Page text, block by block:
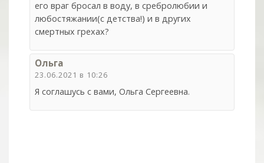
его враг бросал в воду, в сребролюбии и
любостяжании(с детства!) и в других
смертных грехах?
Ольга
23.06.2021 в 10:26
Я соглашусь с вами, Ольга Сергеевна.